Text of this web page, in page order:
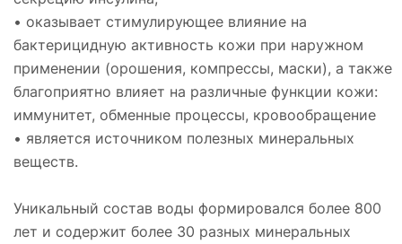
• оказывает стимулирующее влияние на
бактерицидную активность кожи при наружном
применении (орошения, компрессы, маски), а также
благоприятно влияет на различные функции кожи:
иммунитет, обменные процессы, кровообращение
• является источником полезных минеральных
веществ.
Уникальный состав воды формировался более 800
лет и содержит более 30 разных минеральных